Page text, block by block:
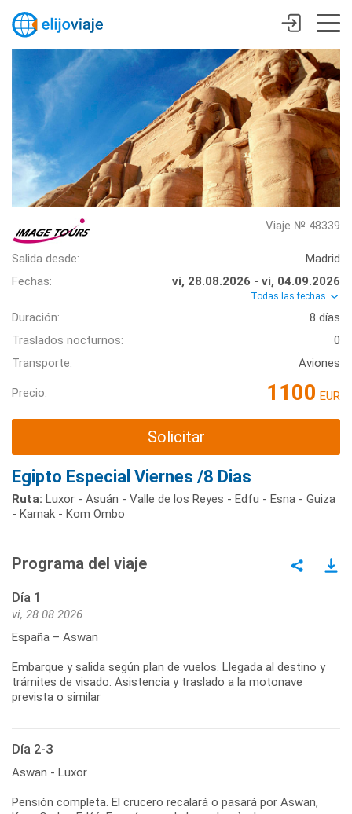
Viaje № 48339
Salida desde:
Madrid
Fechas:
vi, 28.08.2026 - vi, 04.09.2026
Todas las fechas
Duración:
8 días
Traslados nocturnos:
0
Transporte:
Aviones
Precio: 1100 EUR
Solicitar
Egipto Especial Viernes /8 Dias
Ruta: Luxor - Asuán - Valle de los Reyes - Edfu - Esna - Guiza
- Karnak - Kom Ombo
Programa del viaje
Día 1
vi, 28.08.2026
España – Aswan
Embarque y salida según plan de vuelos. Llegada al destino y
trámites de visado. Asistencia y traslado a la motonave
prevista o similar
Día 2-3
Aswan - Luxor
Pensión completa. El crucero recalará o pasará por Aswan,